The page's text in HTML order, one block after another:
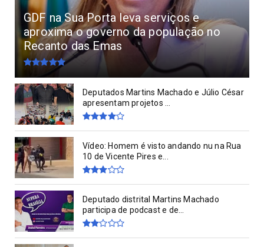
GDF na Sua Porta leva serviços e
aproxima o governo da população no
Recanto das Emas
Deputados Martins Machado e Júlio César
apresentam projetos ...
Vídeo: Homem é visto andando nu na Rua
10 de Vicente Pires e...
Deputado distrital Martins Machado
participa de podcast e de...